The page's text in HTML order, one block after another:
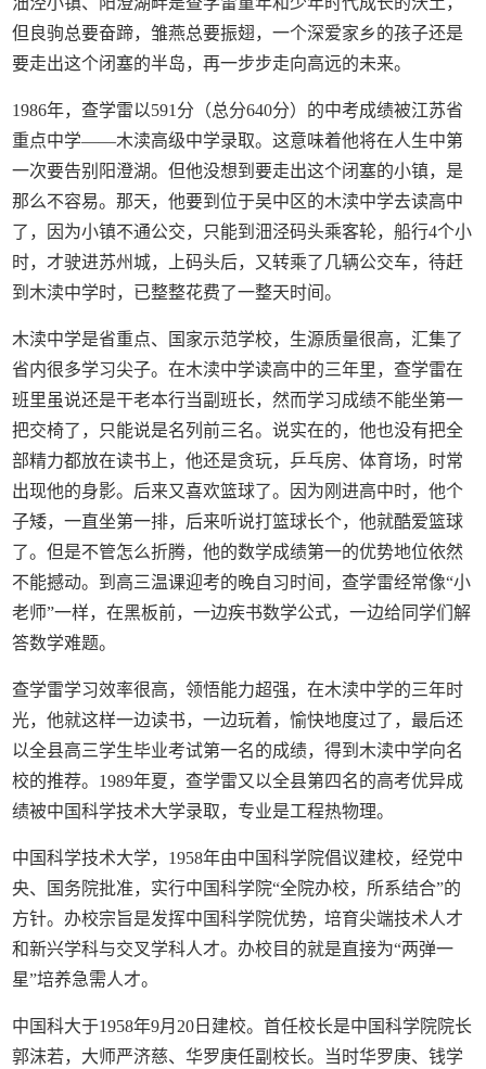
但良驹总要奋蹄，雏燕总要振翅，一个深爱家乡的孩子还是
要走出这个闭塞的半岛，再一步步走向高远的未来。
1986年，查学雷以591分（总分640分）的中考成绩被江苏省
重点中学——木渎高级中学录取。这意味着他将在人生中第
一次要告别阳澄湖。但他没想到要走出这个闭塞的小镇，是
那么不容易。那天，他要到位于吴中区的木渎中学去读高中
了，因为小镇不通公交，只能到沺泾码头乘客轮，船行4个小
时，才驶进苏州城，上码头后，又转乘了几辆公交车，待赶
到木渎中学时，已整整花费了一整天时间。
木渎中学是省重点、国家示范学校，生源质量很高，汇集了
省内很多学习尖子。在木渎中学读高中的三年里，查学雷在
班里虽说还是干老本行当副班长，然而学习成绩不能坐第一
把交椅了，只能说是名列前三名。说实在的，他也没有把全
部精力都放在读书上，他还是贪玩，乒乓房、体育场，时常
出现他的身影。后来又喜欢篮球了。因为刚进高中时，他个
子矮，一直坐第一排，后来听说打篮球长个，他就酷爱篮球
了。但是不管怎么折腾，他的数学成绩第一的优势地位依然
不能撼动。到高三温课迎考的晚自习时间，查学雷经常像“小
老师”一样，在黑板前，一边疾书数学公式，一边给同学们解
答数学难题。
查学雷学习效率很高，领悟能力超强，在木渎中学的三年时
光，他就这样一边读书，一边玩着，愉快地度过了，最后还
以全县高三学生毕业考试第一名的成绩，得到木渎中学向名
校的推荐。1989年夏，查学雷又以全县第四名的高考优异成
绩被中国科学技术大学录取，专业是工程热物理。
中国科学技术大学，1958年由中国科学院倡议建校，经党中
央、国务院批准，实行中国科学院“全院办校，所系结合”的
方针。办校宗旨是发挥中国科学院优势，培育尖端技术人才
和新兴学科与交叉学科人才。办校目的就是直接为“两弹一
星”培养急需人才。
中国科大于1958年9月20日建校。首任校长是中国科学院院长
郭沫若，大师严济慈、华罗庚任副校长。当时华罗庚、钱学